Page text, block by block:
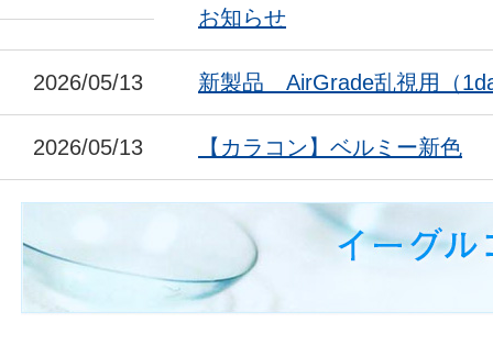
お知らせ
2026/05/13 新製品 AirGrade乱視用（
2026/05/13 【カラコン】ベルミー新色